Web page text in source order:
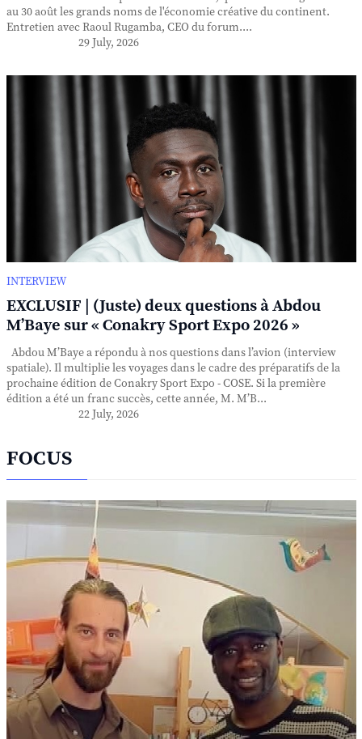
au 30 août les grands noms de l'économie créative du continent.
Entretien avec Raoul Rugamba, CEO du forum....
29 July, 2026
INTERVIEW
EXCLUSIF | (Juste) deux questions à Abdou
M’Baye sur « Conakry Sport Expo 2026 »
Abdou M’Baye a répondu à nos questions dans l’avion (interview
spatiale). Il multiplie les voyages dans le cadre des préparatifs de la
prochaine édition de Conakry Sport Expo - COSE. Si la première
édition a été un franc succès, cette année, M. M’B...
22 July, 2026
FOCUS